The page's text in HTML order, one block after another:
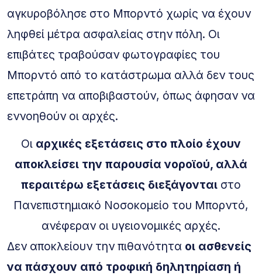
αγκυροβόλησε στο Μπορντό χωρίς να έχουν
ληφθεί μέτρα ασφαλείας στην πόλη. Οι
επιβάτες τραβούσαν φωτογραφίες του
Μπορντό από το κατάστρωμα αλλά δεν τους
επετράπη να αποβιβαστούν, όπως άφησαν να
εννοηθούν οι αρχές.
Οι αρχικές εξετάσεις στο πλοίο έχουν
αποκλείσει την παρουσία νοροϊού, αλλά
περαιτέρω εξετάσεις διεξάγονται στο
Πανεπιστημιακό Νοσοκομείο του Μπορντό,
ανέφεραν οι υγειονομικές αρχές.
Δεν αποκλείουν την πιθανότητα οι ασθενείς
να πάσχουν από τροφική δηλητηρίαση ή